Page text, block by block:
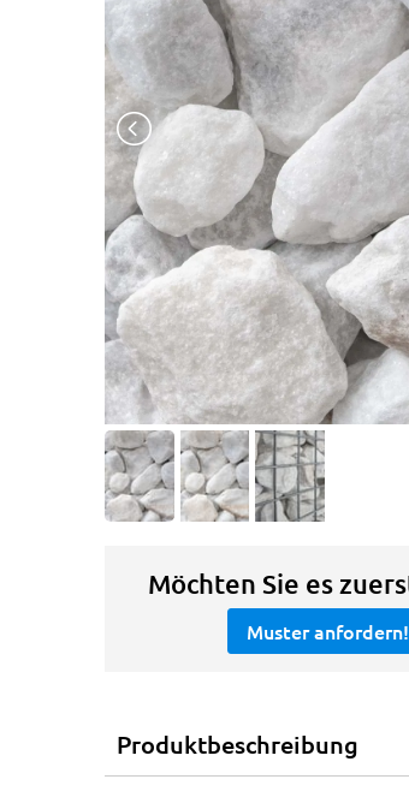
Möchten Sie es
Muster anfordern!
Produktbeschreibung